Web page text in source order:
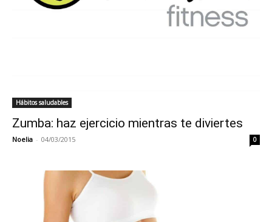
Hábitos saludables
Zumba: haz ejercicio mientras te diviertes
Noelia - 04/03/2015 0